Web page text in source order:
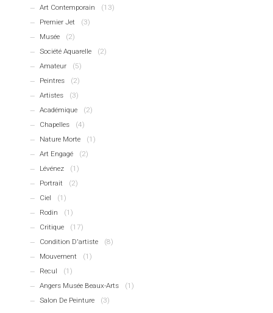
Art Contemporain
(13)
Premier Jet
(3)
Musée
(2)
Société Aquarelle
(2)
Amateur
(5)
Peintres
(2)
Artistes
(3)
Académique
(2)
Chapelles
(4)
Nature Morte
(1)
Art Engagé
(2)
Lévénez
(1)
Portrait
(2)
Ciel
(1)
Rodin
(1)
Critique
(17)
Condition D'artiste
(8)
Mouvement
(1)
Recul
(1)
Angers Musée Beaux-Arts
(1)
Salon De Peinture
(3)